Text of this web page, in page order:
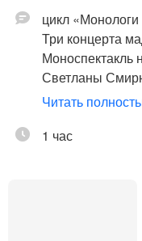
цикл
Три концерта
Моноспектакль
Светланы
По мемуарам и
народный
Читать
1 час